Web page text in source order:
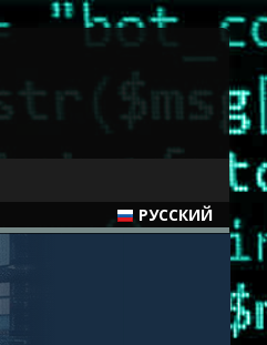
РУССКИЙ